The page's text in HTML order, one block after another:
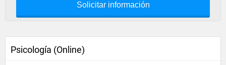
Solicitar información
Psicología (Online)